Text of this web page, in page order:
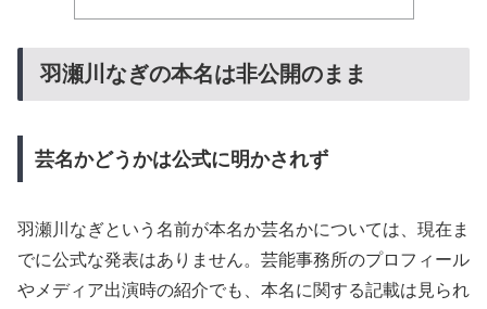
羽瀬川なぎの本名は非公開のまま
芸名かどうかは公式に明かされず
羽瀬川なぎという名前が本名か芸名かについては、現在ま
でに公式な発表はありません。芸能事務所のプロフィール
やメディア出演時の紹介でも、本名に関する記載は見られ